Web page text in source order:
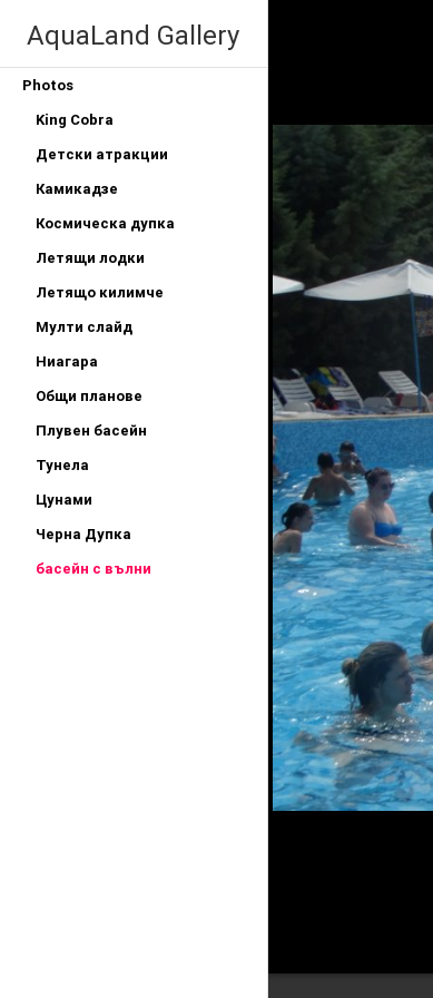
AquaLand Gallery
Photos
King Cobra
Детски атракции
Камикадзе
Космическа дупка
Летящи лодки
Летящо килимче
Мулти слайд
Ниагара
Общи планове
Плувен басейн
Тунела
Цунами
Черна Дупка
басейн с вълни